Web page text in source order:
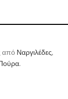
από Ναργιλέδες,
.